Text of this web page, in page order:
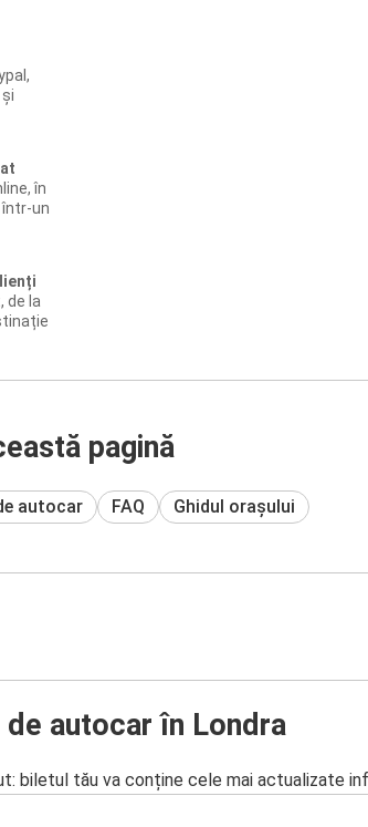
în
un
de la
pagină
autocar FAQ Ghidul orașului
autocar în Londra
biletul tău va conține cele mai actualizate